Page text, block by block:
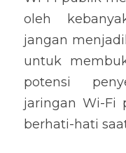
oleh
jangan
untuk
potensi
jaringan Wi-Fi
berhati-hati